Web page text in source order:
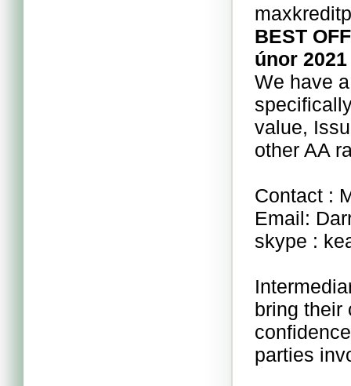
BEST
únor 2021
We have
value,
other AA
Contact :
Email:
skype :
bring their
parties